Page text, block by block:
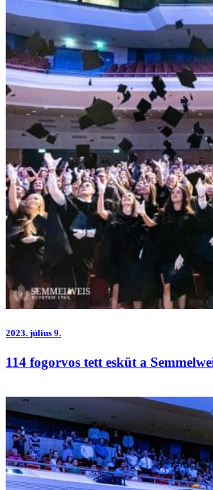
2023. július 9.
114 fogorvos tett esküt a